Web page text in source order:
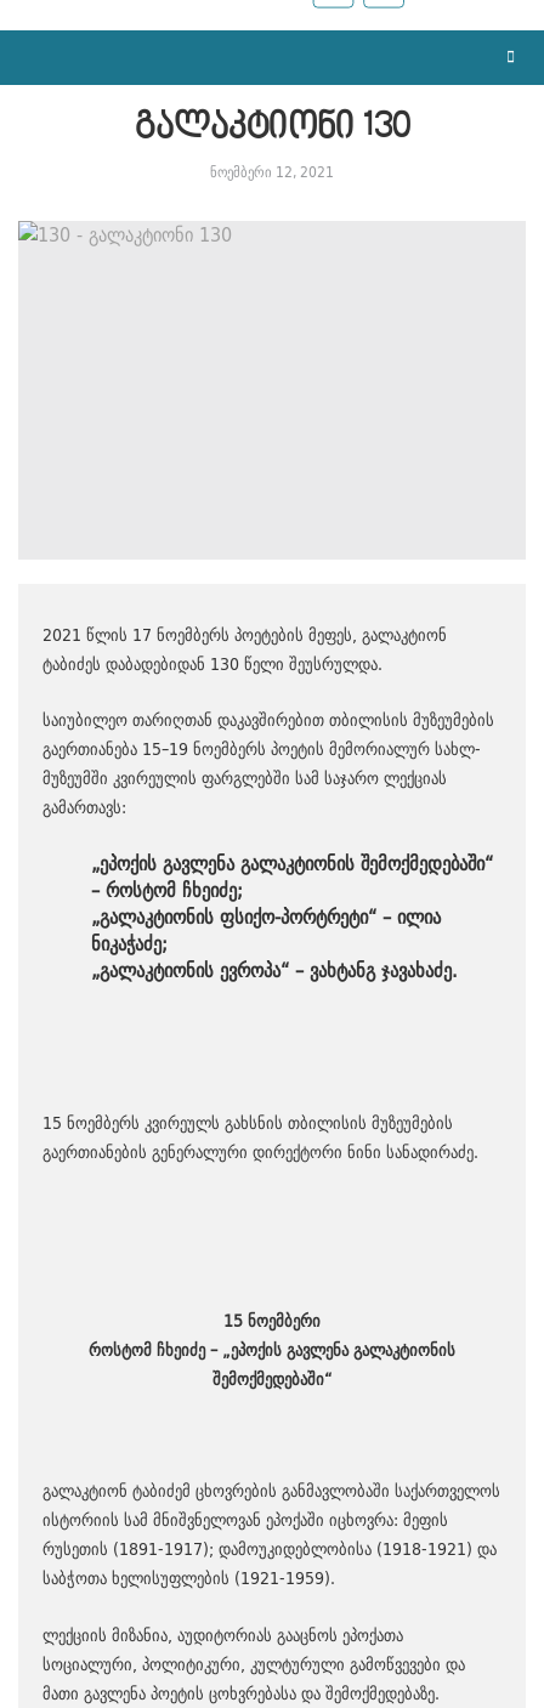
გალაკტიონი 130
ნოემბერი 12, 2021
2021 წლის 17 ნოემბერს პოეტების მეფეს, გალაკტიონ
ტაბიძეს დაბადებიდან 130 წელი შეუსრულდა.
საიუბილეო თარიღთან დაკავშირებით თბილისის მუზეუმების
გაერთიანება 15–19 ნოემბერს პოეტის მემორიალურ სახლ-
მუზეუმში კვირეულის ფარგლებში სამ საჯარო ლექციას
გამართავს:
„ეპოქის გავლენა გალაკტიონის შემოქმედებაში“
– როსტომ ჩხეიძე;
„გალაკტიონის ფსიქო-პორტრეტი“ – ილია
ნიკაჭაძე;
„გალაკტიონის ევროპა“ – ვახტანგ ჯავახაძე.
15 ნოემბერს კვირეულს გახსნის თბილისის მუზეუმების
გაერთიანების გენერალური დირექტორი ნინი სანადირაძე.
15 ნოემბერი
როსტომ ჩხეიძე – „ეპოქის გავლენა გალაკტიონის
შემოქმედებაში“
გალაკტიონ ტაბიძემ ცხოვრების განმავლობაში საქართველოს
ისტორიის სამ მნიშვნელოვან ეპოქაში იცხოვრა: მეფის
რუსეთის (1891-1917); დამოუკიდებლობისა (1918-1921) და
საბჭოთა ხელისუფლების (1921-1959).
ლექციის მიზანია, აუდიტორიას გააცნოს ეპოქათა
სოციალური, პოლიტიკური, კულტურული გამოწვევები და
მათი გავლენა პოეტის ცოხვრებასა და შემოქმედებაზე.